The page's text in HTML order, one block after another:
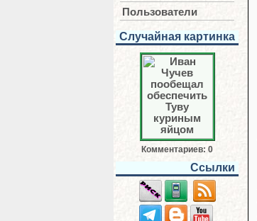
Пользователи
Случайная картинка
Комментариев: 0
Ссылки